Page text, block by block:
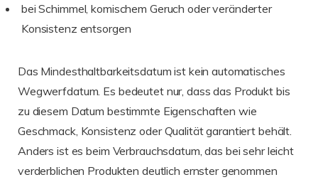
bei Schimmel, komischem Geruch oder veränderter
Konsistenz entsorgen
Das Mindesthaltbarkeitsdatum ist kein automatisches
Wegwerfdatum. Es bedeutet nur, dass das Produkt bis
zu diesem Datum bestimmte Eigenschaften wie
Geschmack, Konsistenz oder Qualität garantiert behält.
Anders ist es beim Verbrauchsdatum, das bei sehr leicht
verderblichen Produkten deutlich ernster genommen